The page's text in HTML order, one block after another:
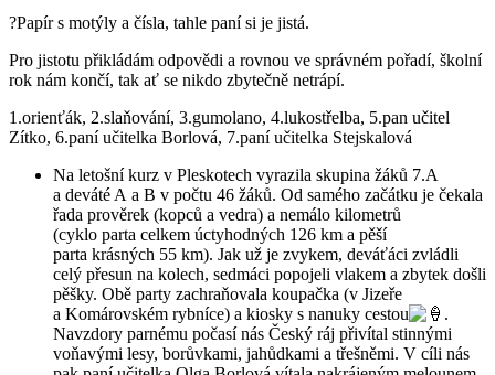
?Papír s motýly a čísla, tahle paní si je jistá.
Pro jistotu přikládám odpovědi a rovnou ve správném pořadí, školní
rok nám končí, tak ať se nikdo zbytečně netrápí.
1.orienťák, 2.slaňování, 3.gumolano, 4.lukostřelba, 5.pan učitel
Zítko, 6.paní učitelka Borlová, 7.paní učitelka Stejskalová
Na letošní kurz v Pleskotech vyrazila skupina žáků 7.A
a deváté A a B v počtu 46 žáků. Od samého začátku je čekala
řada prověrek (kopců a vedra) a nemálo kilometrů
(cyklo parta celkem úctyhodných 126 km a pěší
parta krásných 55 km). Jak už je zvykem, deváťáci zvládli
celý přesun na kolech, sedmáci popojeli vlakem a zbytek došli
pěšky. Obě party zachraňovala koupačka (v Jizeře
a Komárovském rybníce) a kiosky s nanuky cestou
.
Navzdory parnému počasí nás Český ráj přivítal stinnými
voňavými lesy, borůvkami, jahůdkami a třešněmi. V cíli nás